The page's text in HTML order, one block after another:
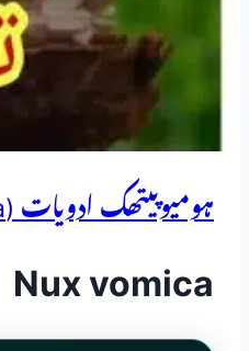
ہومیوپیتھک ادویات (Materia Medica)
Nux vomica